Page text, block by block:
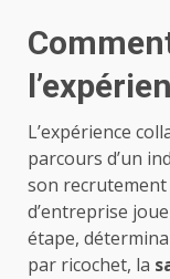
L’expérience
parcours d’un
son recrutement
d’entreprise
étape,
par ricochet, la